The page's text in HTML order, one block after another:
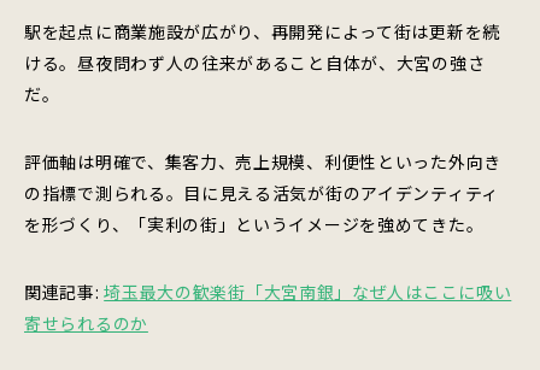
駅を起点に商業施設が広がり、再開発によって街は更新を続
ける。昼夜問わず人の往来があること自体が、大宮の強さ
だ。
評価軸は明確で、集客力、売上規模、利便性といった外向き
の指標で測られる。目に見える活気が街のアイデンティティ
を形づくり、「実利の街」というイメージを強めてきた。
関連記事:埼玉最大の歓楽街「大宮南銀」なぜ人はここに吸い
寄せられるのか